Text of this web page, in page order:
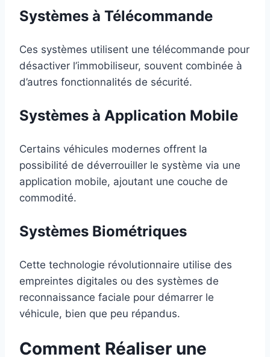
Systèmes à Télécommande
Ces systèmes utilisent une télécommande pour
désactiver l’immobiliseur, souvent combinée à
d’autres fonctionnalités de sécurité.
Systèmes à Application Mobile
Certains véhicules modernes offrent la
possibilité de déverrouiller le système via une
application mobile, ajoutant une couche de
commodité.
Systèmes Biométriques
Cette technologie révolutionnaire utilise des
empreintes digitales ou des systèmes de
reconnaissance faciale pour démarrer le
véhicule, bien que peu répandus.
Comment Réaliser une